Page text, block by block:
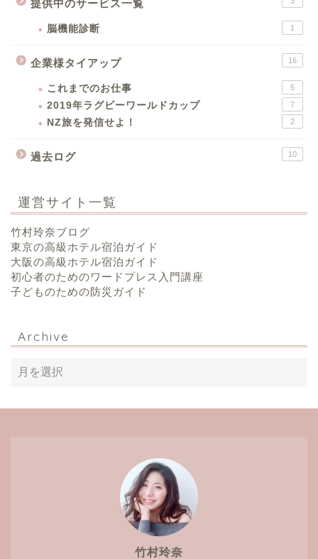
提供中のサービス一覧
脳機能診断 1
企業様タイアップ 16
これまでのお仕事 5
2019年ラグビーワールドカップ 7
NZ旅を発信せよ！ 2
過去ログ 10
運営サイト一覧
竹村玲奈ブログ
東京の高級ホテル宿泊ガイド
大阪の高級ホテル宿泊ガイド
初心者のためのワードプレス入門講座
子どものための防災ガイド
Archive
竹村玲奈